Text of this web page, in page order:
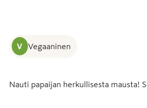
V Vegaaninen
Nauti papaijan herkullisesta mausta!